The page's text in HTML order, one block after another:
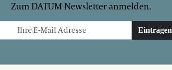
Zum DATUM Newsletter anmelden.
Eintragen